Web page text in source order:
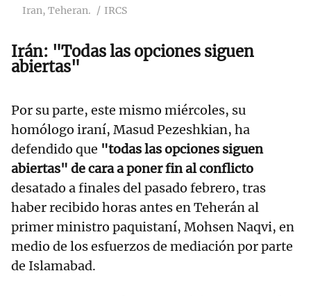
Iran, Teheran. IRCS
Irán: "Todas las opciones siguen
abiertas"
Por su parte, este mismo miércoles, su
homólogo iraní, Masud Pezeshkian, ha
defendido que "todas las opciones siguen
abiertas" de cara a poner fin al conflicto
desatado a finales del pasado febrero, tras
haber recibido horas antes en Teherán al
primer ministro paquistaní, Mohsen Naqvi, en
medio de los esfuerzos de mediación por parte
de Islamabad.